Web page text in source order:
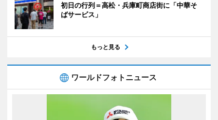
初日の行列＝高松・兵庫町商店街に「中華そ
ばサービス」
もっと見る
ワールドフォトニュース